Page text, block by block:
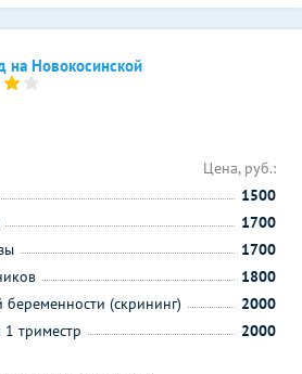
на Новокосинской
Цена, руб.:
1500
1700
1700
1800
(скрининг)
2000
триместр
2000